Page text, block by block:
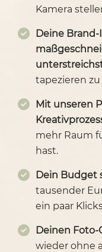
Kamera
Deine
tapezieren
Mit unseren
mehr Raum
hast.
Dein Budget
tausender
ein paar
Deinen
wieder ohne